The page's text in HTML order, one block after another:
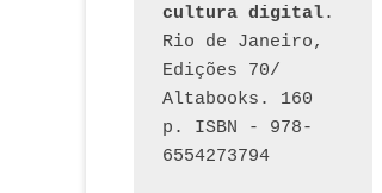
cultura digital.
Rio de Janeiro,
Edições 70/
Altabooks. 160
p. ISBN - 978-
6554273794